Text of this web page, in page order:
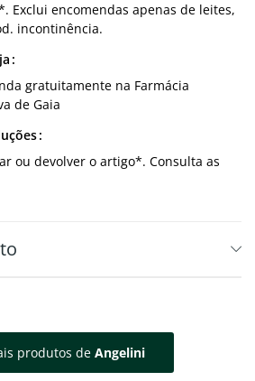
Exclui encomendas apenas de leites,
incontinência.
gratuitamente na Farmácia
de Gaia
ou devolver o artigo*. Consulta as
produtos de Angelini